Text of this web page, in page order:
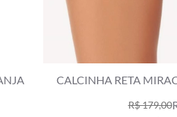
CALCINHA RETA
R$ 179,00